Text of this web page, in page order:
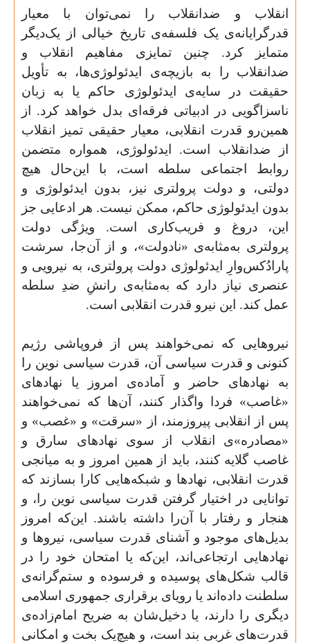
انقلاب و ضدانقلاب را نمی‌توان با معیار
قدرگرایانه‌ی یک فلسفه‌ی تاریخ خیالی از یک‌دیگر
متمایز کرد. چنین تمایزی مفاهیم انقلاب و
ضدانقلاب را به بازیچه‌ی ایدئولوژی‌ها، به تأویل
حقیقت در سایه‌ی ایدئولوژی حاکم یا به زبان
ناسزاگویی در ادبیاتی فرقه‌ای بدل خواهد کرد. از
همین‌رو قدرت انقلابی، معیار حقیقی تمیز انقلاب
از ضدانقلاب است. ایدئولوژی، همواره متضمن
روابط اجتماعی سلطه است، با این‌حال هیچ
دولتی، و دولت پرولتری نیز، بدون ایدئولوژی و
بدون ایدئولوژی حاکم، ممکن نیست. هر ادعایی جز
این، دروغ و فریب‌کاری است. ویژگی دولت
پرولتری به‌مثابه‌ی «نادولت»، و از آن‌جا، سرشت
پارادُکس‌وارِ ایدئولوژی دولت پرولتری، به نیرویی و
عنصری نیاز دارد که به‌مثابه‌ی رانشِ ضدِ سلطه
عمل کند. این نیرو قدرت انقلابی است.
نیروهایی که نمی‌خواهند پس از فروپاشی رژیم
کنونی و قدرت سیاسی آن، قدرت سیاسی نوین را
به نهادهای حاضر و آماده‌ی امروز یا نهادهای
«غاصب» فردا واگذار کنند، آن‌ها که نمی‌خواهند
پس از انقلابی پیروزمند، از «سرقت» و «غصب» و
«مصادره»ی انقلاب از سوی نهادهای سارق و
غاصب گلایه کنند، باید از همین امروز و به میانجی
قدرت انقلابی، نهادها و شبکه‌هایی کارا بسازند که
توانایی در اختیار گرفتن قدرت سیاسی نوین را، و
هنجار و رفتار با آن‌را داشته باشند. این‌که امروز
بدیل‌های موجود و آشنای قدرت سیاسی، نیروها و
نهادهایی ارتجاعی‌اند، این‌که یا امتحان خود را در
قالب شکل‌های پوسیده و فرسوده و ستم‌گرانه‌ی
سلطنت داده‌اند یا رویای برقراری جمهوری اسلامی
دیگری را دارند، یا دخیل‌شان به ضریح امام‌زاده‌ی
قدرت‌های غربی بند است، و هیچ‌یک بخت و امکانی